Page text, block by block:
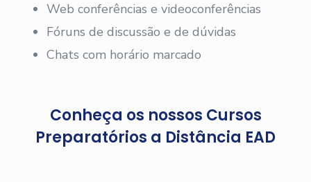
Web conferências e videoconferências
Fóruns de discussão e de dúvidas
Chats com horário marcado
Conheça os nossos Cursos
Preparatórios a Distância EAD